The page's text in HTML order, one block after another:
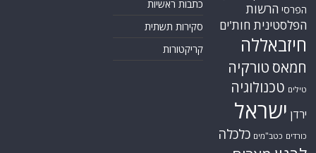
הפרסי הרשות
הפלסטינית חות'ים
חיזבאללה
חמאס טורקיה
טילים טכנולוגיה
ירדן ישראל
כורדים כטב"מים כלכלה
כתבות ראשיות
סקירות תשתית
קריקטורות